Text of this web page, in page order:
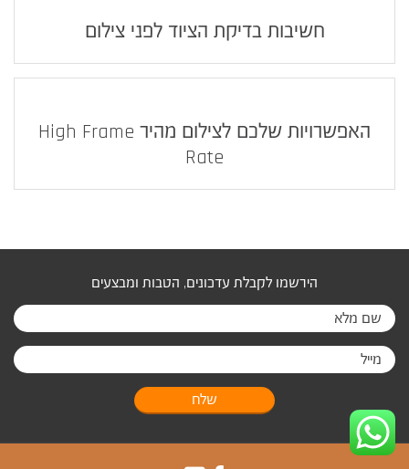
חשיבות בדיקת הציוד לפני צילום
האפשרויות שלכם לצילום מהיר High Frame
Rate
הירשמו לקבלת עדכונים, הטבות ומבצעים
שלח